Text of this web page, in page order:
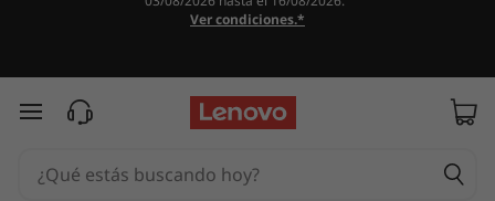
e
n
Ver condiciones.*
Ir al contenido principal